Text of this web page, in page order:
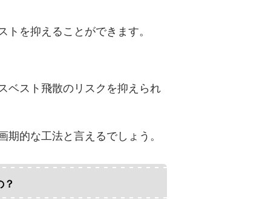
を抑えることができます。
ベスト飛散のリスクを抑えられ
的な工法と言えるでしょう。